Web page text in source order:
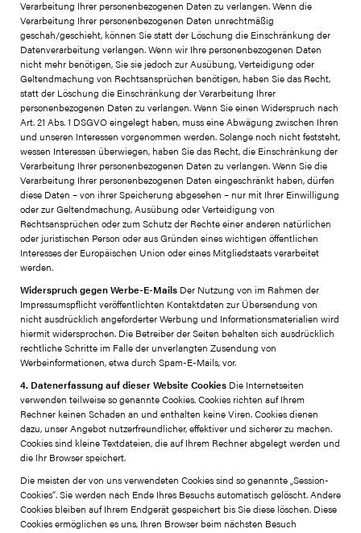
Verarbeitung Ihrer personenbezogenen Daten zu verlangen. Wenn die
Verarbeitung Ihrer personenbezogenen Daten unrechtmäßig
geschah/geschieht, können Sie statt der Löschung die Einschränkung der
Datenverarbeitung verlangen. Wenn wir Ihre personenbezogenen Daten
nicht mehr benötigen, Sie sie jedoch zur Ausübung, Verteidigung oder
Geltendmachung von Rechtsansprüchen benötigen, haben Sie das Recht,
statt der Löschung die Einschränkung der Verarbeitung Ihrer
personenbezogenen Daten zu verlangen. Wenn Sie einen Widerspruch nach
Art. 21 Abs. 1 DSGVO eingelegt haben, muss eine Abwägung zwischen Ihren
und unseren Interessen vorgenommen werden. Solange noch nicht feststeht,
wessen Interessen überwiegen, haben Sie das Recht, die Einschränkung der
Verarbeitung Ihrer personenbezogenen Daten zu verlangen. Wenn Sie die
Verarbeitung Ihrer personenbezogenen Daten eingeschränkt haben, dürfen
diese Daten – von ihrer Speicherung abgesehen – nur mit Ihrer Einwilligung
oder zur Geltendmachung, Ausübung oder Verteidigung von
Rechtsansprüchen oder zum Schutz der Rechte einer anderen natürlichen
oder juristischen Person oder aus Gründen eines wichtigen öffentlichen
Interesses der Europäischen Union oder eines Mitgliedstaats verarbeitet
werden.
Widerspruch gegen Werbe-E-Mails Der Nutzung von im Rahmen der
Impressumspflicht veröffentlichten Kontaktdaten zur Übersendung von
nicht ausdrücklich angeforderter Werbung und Informationsmaterialien wird
hiermit widersprochen. Die Betreiber der Seiten behalten sich ausdrücklich
rechtliche Schritte im Falle der unverlangten Zusendung von
Werbeinformationen, etwa durch Spam-E-Mails, vor.
4. Datenerfassung auf dieser WebsiteCookies Die Internetseiten
verwenden teilweise so genannte Cookies. Cookies richten auf Ihrem
Rechner keinen Schaden an und enthalten keine Viren. Cookies dienen
dazu, unser Angebot nutzerfreundlicher, effektiver und sicherer zu machen.
Cookies sind kleine Textdateien, die auf Ihrem Rechner abgelegt werden und
die Ihr Browser speichert.
Die meisten der von uns verwendeten Cookies sind so genannte „Session-
Cookies“. Sie werden nach Ende Ihres Besuchs automatisch gelöscht. Andere
Cookies bleiben auf Ihrem Endgerät gespeichert bis Sie diese löschen. Diese
Cookies ermöglichen es uns, Ihren Browser beim nächsten Besuch